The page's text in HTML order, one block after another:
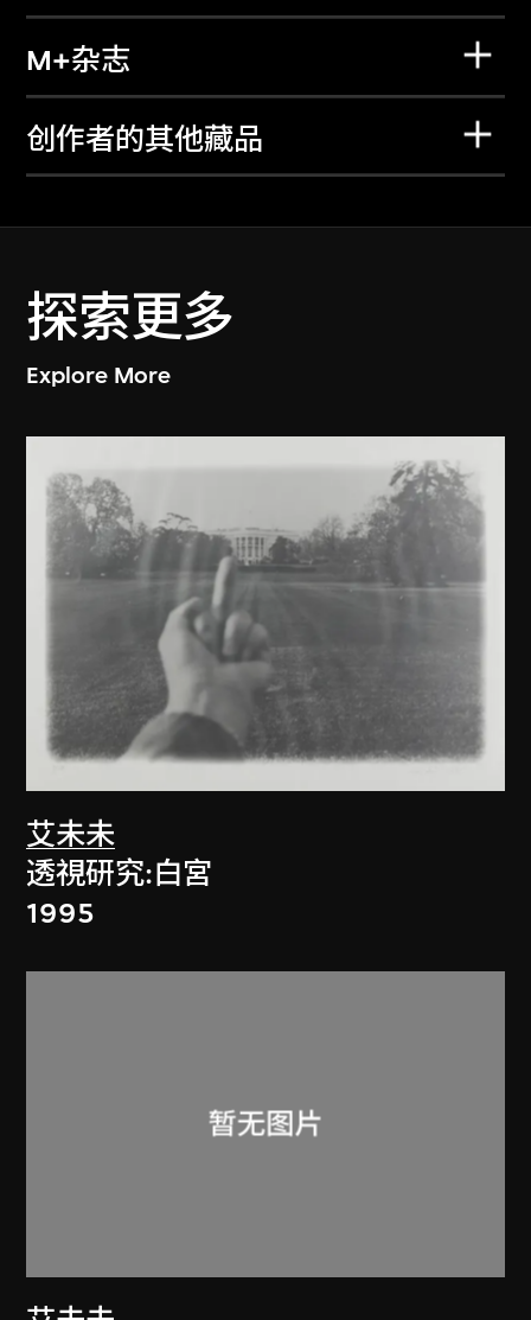
M+杂志
创作者的其他藏品
探索更多
Explore More
艾未未
透視研究:白宮
1995